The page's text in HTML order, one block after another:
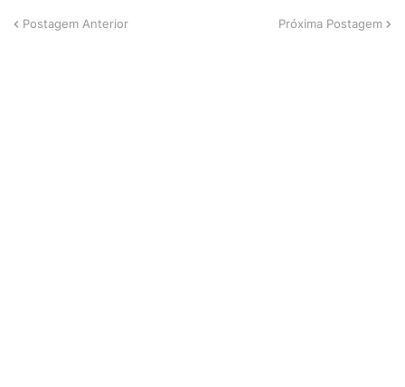
Postagem Anterior Próxima Postagem